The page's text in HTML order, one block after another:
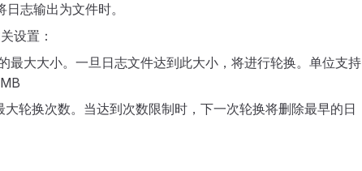
日志输出为文件时。
设置：
最大大小。一旦日志文件达到此大小，将进行轮换。单位支持
大轮换次数。当达到次数限制时，下一次轮换将删除最早的日